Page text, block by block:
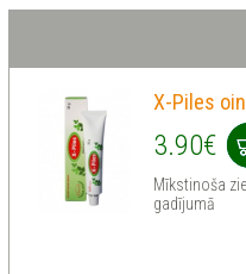
X-Piles
3.90€
Mīkstinoša
gadījumā